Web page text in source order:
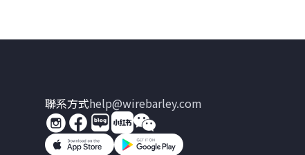
聯系方式help@wirebarley.com